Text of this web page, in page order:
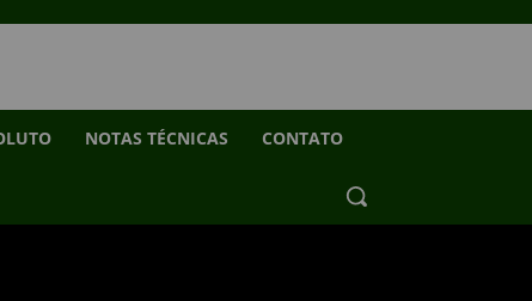
NOTAS TÉCNICAS CONTATO